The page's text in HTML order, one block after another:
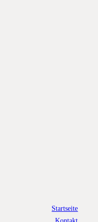
Startseite